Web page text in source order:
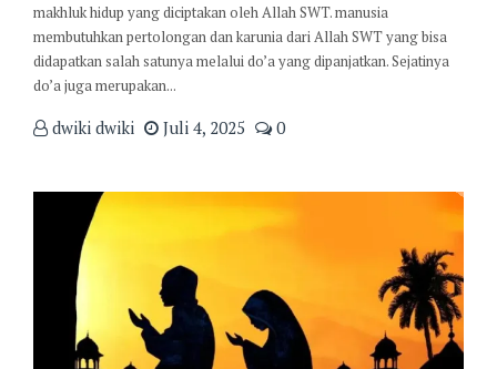
makhluk hidup yang diciptakan oleh Allah SWT. manusia
membutuhkan pertolongan dan karunia dari Allah SWT yang bisa
didapatkan salah satunya melalui do’a yang dipanjatkan. Sejatinya
do’a juga merupakan...
dwiki dwiki Juli 4, 2025 0